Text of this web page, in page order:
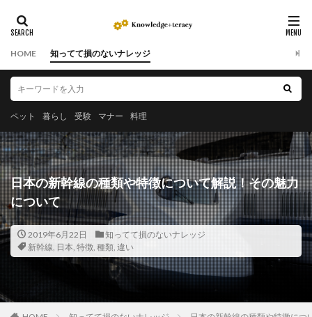
HOME 知ってて損のないナレッジ
ペット 暮らし 受験 マナー 料理
日本の新幹線の種類や特徴について解説！その魅力
について
2019年6月22日
知ってて損のないナレッジ
新幹線, 日本, 特徴, 種類, 違い